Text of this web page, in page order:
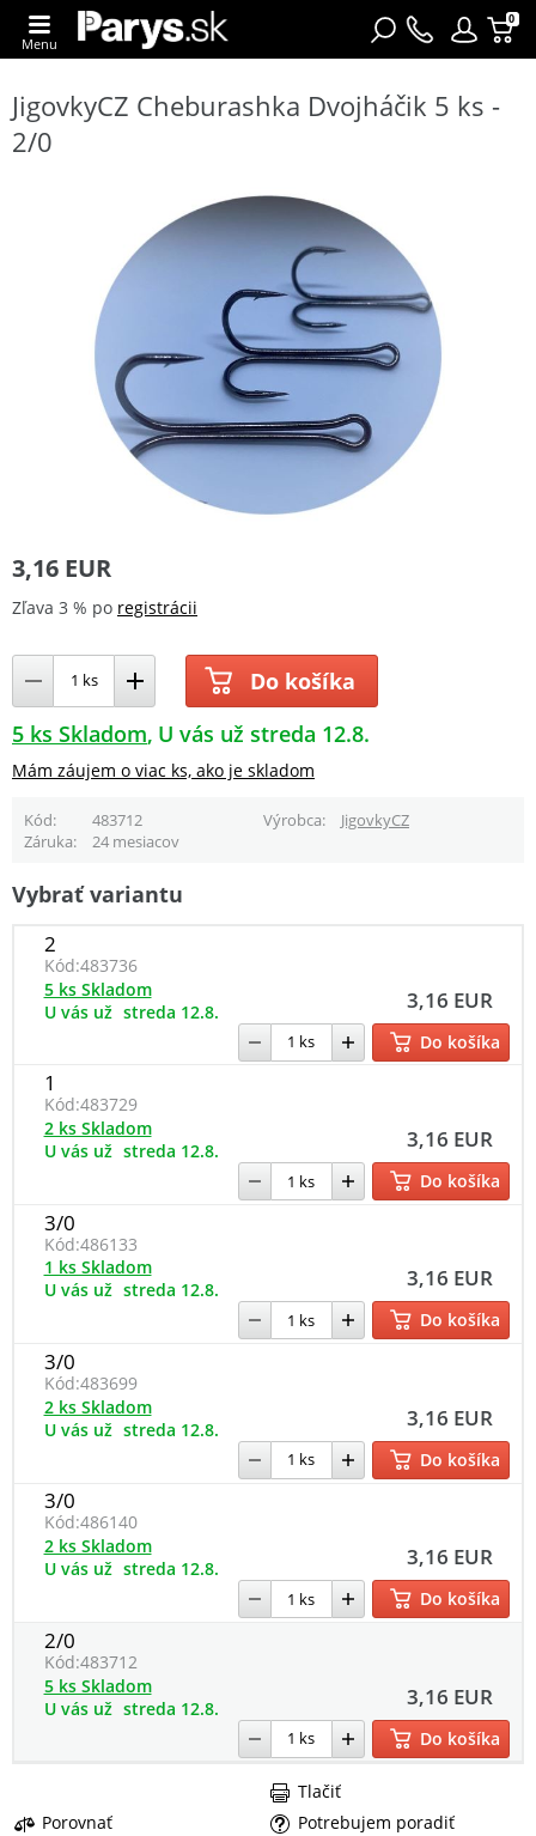
0
Menu
JigovkyCZ Cheburashka Dvojháčik 5 ks -
2/0
3,16 EUR
Zľava 3 % po registrácii
Do košíka
5 ks Skladom U vás už streda 12.8.
Mám záujem o viac ks, ako je skladom
Kód 483712 Výrobca
JigovkyCZ
Záruka
24 mesiacov
Vybrať variantu
2
Kód:483736
3,16 EUR
5 ks Skladom
U vás už streda 12.8.
Do košíka
1
Kód:483729
3,16 EUR
2 ks Skladom
U vás už streda 12.8.
Do košíka
3/0
Kód:486133
3,16 EUR
1 ks Skladom
U vás už streda 12.8.
Do košíka
3/0
Kód:483699
3,16 EUR
2 ks Skladom
U vás už streda 12.8.
Do košíka
3/0
Kód:486140
3,16 EUR
2 ks Skladom
U vás už streda 12.8.
Do košíka
2/0
Kód:483712
3,16 EUR
5 ks Skladom
U vás už streda 12.8.
Do košíka
Porovnať
Potrebujem poradiť
Tlačiť